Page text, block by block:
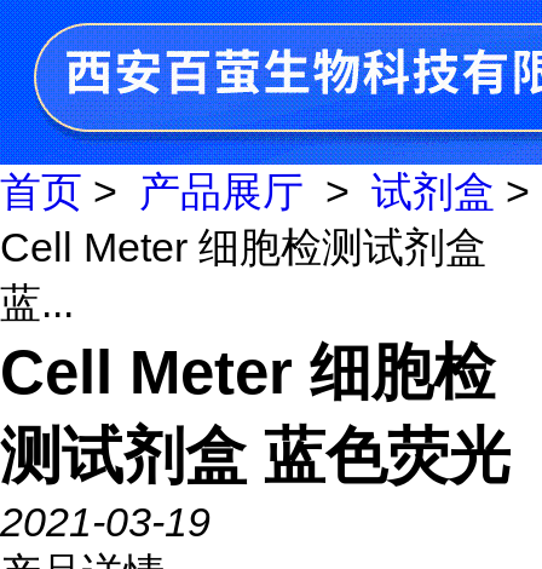
首页 > 产品展厅 > 试剂盒 >
Cell Meter 细胞检测试剂盒
蓝...
Cell Meter 细胞检
测试剂盒 蓝色荧光
2021-03-19